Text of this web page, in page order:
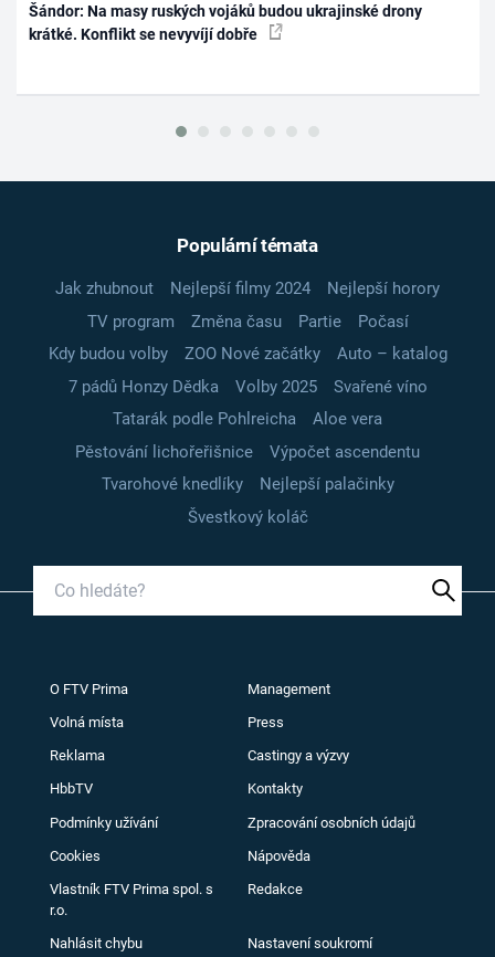
Šándor: Na masy ruských vojáků budou ukrajinské drony
krátké. Konflikt se nevyvíjí dobře
Populární témata
Jak zhubnout Nejlepší filmy 2024
Nejlepší horory
TV program
Změna času Partie
Počasí
Kdy budou volby
ZOO Nové začátky
Auto – katalog
7 pádů Honzy Dědka
Volby 2025
Svařené víno
Tatarák podle Pohlreicha
Aloe vera
Pěstování lichořeřišnice
Výpočet ascendentu
Tvarohové knedlíky
Nejlepší palačinky
Švestkový koláč
O FTV Prima Management
Volná místa Press
Reklama Castingy a výzvy
HbbTV Kontakty
Podmínky užívání Zpracování osobních údajů
Cookies Nápověda
Vlastník FTV Prima spol. s
r.o.
Redakce
Nahlásit chybu Nastavení soukromí